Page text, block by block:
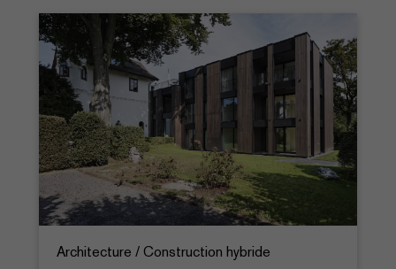
Architecture / Construction hybride